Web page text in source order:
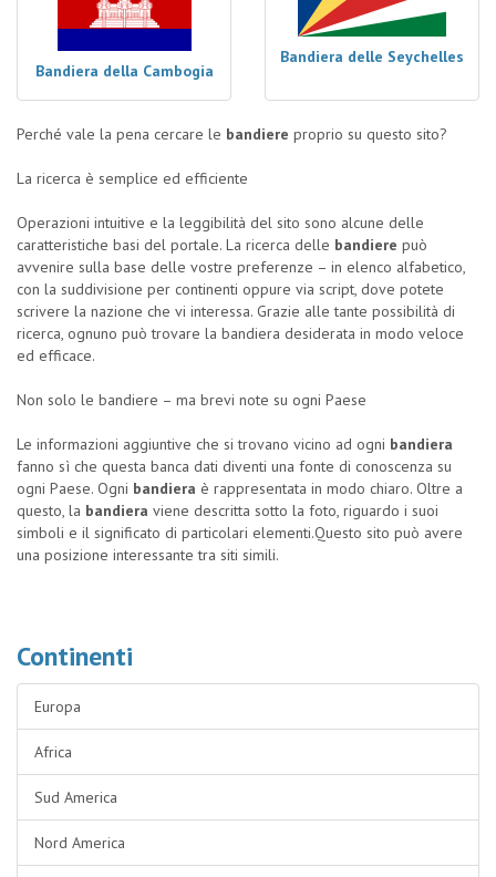
Bandiera della Cambogia
Bandiera delle Seychelles
Perché vale la pena cercare le bandiere proprio su questo sito?
La ricerca è semplice ed efficiente
Operazioni intuitive e la leggibilità del sito sono alcune delle
caratteristiche basi del portale. La ricerca delle bandiere può
avvenire sulla base delle vostre preferenze – in elenco alfabetico,
con la suddivisione per continenti oppure via script, dove potete
scrivere la nazione che vi interessa. Grazie alle tante possibilità di
ricerca, ognuno può trovare la bandiera desiderata in modo veloce
ed efficace.
Non solo le bandiere – ma brevi note su ogni Paese
Le informazioni aggiuntive che si trovano vicino ad ogni bandiera
fanno sì che questa banca dati diventi una fonte di conoscenza su
ogni Paese. Ogni bandiera è rappresentata in modo chiaro. Oltre a
questo, la bandiera viene descritta sotto la foto, riguardo i suoi
simboli e il significato di particolari elementi.Questo sito può avere
una posizione interessante tra siti simili.
Continenti
Europa
Africa
Sud America
Nord America